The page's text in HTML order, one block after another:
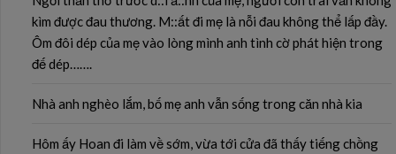
kìm được đau thương. M::ất đi mẹ là nỗi đau không thể lấp đầy.
Ôm đôi dép của mẹ vào lòng mình anh tình cờ phát hiện trong
đế dép…….
Nhà anh nghèo lắm, bố mẹ anh vẫn sống trong căn nhà kia
Hôm ấy Hoan đi làm về sớm, vừa tới cửa đã thấy tiếng chồng